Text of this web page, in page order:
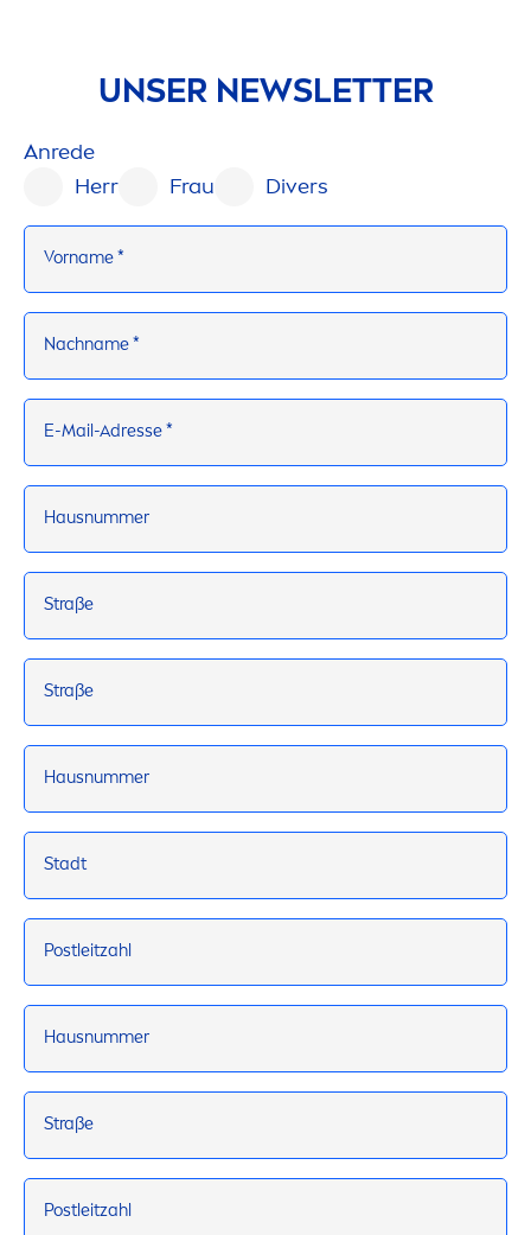
UNSER NEWSLETTER
Anrede
Herr
Frau Divers
Vorname *
Nachname *
E-Mail-Adresse *
Hausnummer
Straße
Straße
Hausnummer
Stadt
Postleitzahl
Hausnummer
Straße
Postleitzahl